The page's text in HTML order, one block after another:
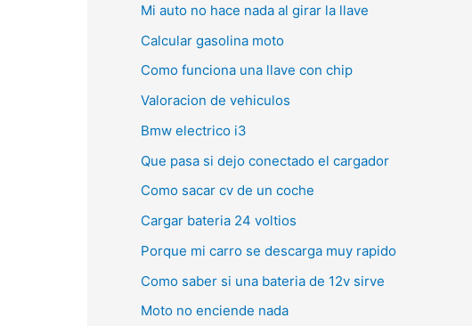
Mi auto no hace nada al girar la llave
Calcular gasolina moto
Como funciona una llave con chip
Valoracion de vehiculos
Bmw electrico i3
Que pasa si dejo conectado el cargador
Como sacar cv de un coche
Cargar bateria 24 voltios
Porque mi carro se descarga muy rapido
Como saber si una bateria de 12v sirve
Moto no enciende nada